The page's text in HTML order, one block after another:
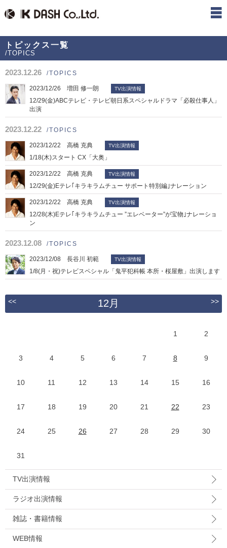
トピックス一覧
/TOPICS
2023.12.26 /TOPICS
2023/12/26 増田 修一朗 TV出演情報
12/29(金)ABCテレビ・テレビ朝日系スペシャルドラマ「必殺仕事人」
出演
2023.12.22 /TOPICS
2023/12/22 高橋 克典 TV出演情報
1/18(木)スタート CX「大奥」
2023/12/22 高橋 克典 TV出演情報
12/29(金)Eテレ｢キラキラムチュー サポート特別編｣ナレーション
2023/12/22 高橋 克典 TV出演情報
12/28(木)Eテレ｢キラキラムチュー ”エレベーター”が宝物｣ナレーショ
ン
2023.12.08 /TOPICS
2023/12/08 長谷川 初範 TV出演情報
1/8(月・祝)テレビスペシャル「鬼平犯科帳 本所・桜屋敷」出演します
<< 12月 >>
1 2
3 4 5 6 7 8 9
10 11 12 13 14 15 16
17 18 19 20 21 22 23
24 25 26 27 28 29 30
31
TV出演情報
ラジオ出演情報
雑誌・書籍情報
WEB情報